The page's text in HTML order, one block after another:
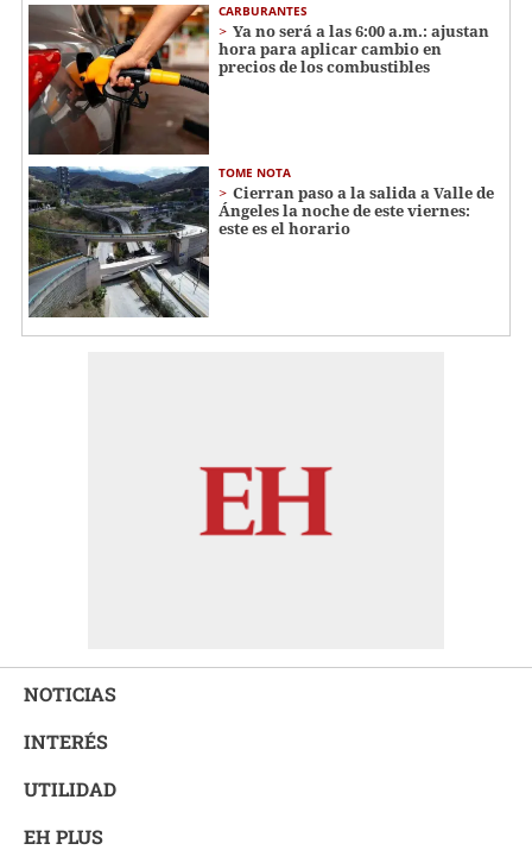
CARBURANTES
Ya no será a las 6:00 a.m.: ajustan
hora para aplicar cambio en
precios de los combustibles
TOME NOTA
Cierran paso a la salida a Valle de
Ángeles la noche de este viernes:
este es el horario
NOTICIAS
INTERÉS
UTILIDAD
EH PLUS